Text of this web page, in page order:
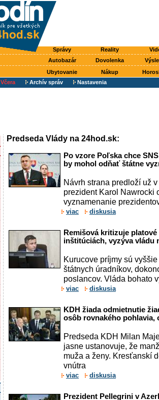
Správy Reality
Autobazár Dovolenka
Ubytovanie Nákup
Včera Archív správ Nastavenia
Predseda Vlády na 24hod.sk:
Po vzore Poľska chce
by mohol odňať štátne
Návrh strana predloží už
prezident Karol Nawrocki
vyznamenanie
viac diskusia
Remišová kritizuje
inštitúciách, vyzýva vládu
Kurucove príjmy sú
štátnych úradníkov,
poslancov. Vláda bohato
viac diskusia
KDH žiada odmietnutie
osôb rovnakého pohlavia,
Predseda KDH Milan
jasne ustanovuje, že
muža a ženy. Kresťanskí
vnútra
viac diskusia
Prezident Pellegrini v